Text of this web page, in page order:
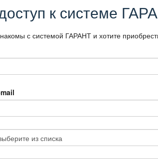
к системе
с системой ГАРАНТ и хотите